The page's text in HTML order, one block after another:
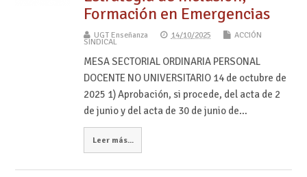
Formación en Emergencias
UGT Enseñanza 14/10/2025 ACCIÓN
SINDICAL
MESA SECTORIAL ORDINARIA PERSONAL
DOCENTE NO UNIVERSITARIO 14 de octubre de
2025 1) Aprobación, si procede, del acta de 2
de junio y del acta de 30 de junio de…
Leer más...